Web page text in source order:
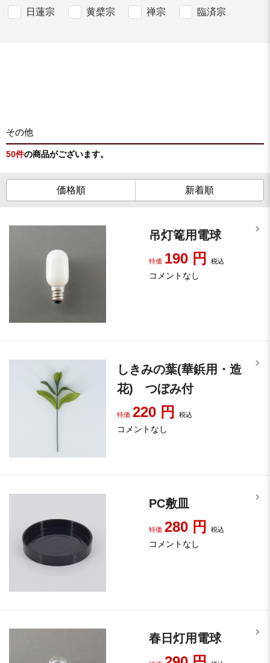
日蓮宗 黄檗宗 禅宗 臨済宗
その他
50件の商品がございます。
価格順 新着順
吊灯篭用電球
特価 190 円 税込
コメントなし
しきみの葉(華鋲用・造
花) つぼみ付
特価 220 円税込
コメントなし
PC敷皿
特価 280 円 税込
コメントなし
春日灯用電球